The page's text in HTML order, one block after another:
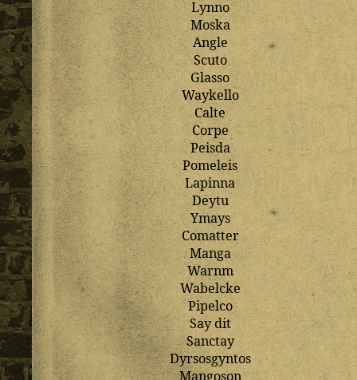
Lynno
Moska
Angle
Scuto
Glasso
Waykello
Calte
Corpe
Peisda
Pomeleis
Lapinna
Deytu
Ymays
Comatter
Manga
Warnm
Wabelcke
Pipelco
Saydit
Sanctay
Dyrsosgyntos
Mangoson